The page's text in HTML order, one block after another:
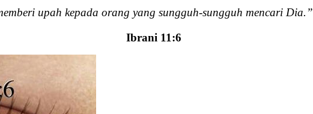
upah kepada orang yang sungguh-sungguh mencari Dia.”
Ibrani 11:6